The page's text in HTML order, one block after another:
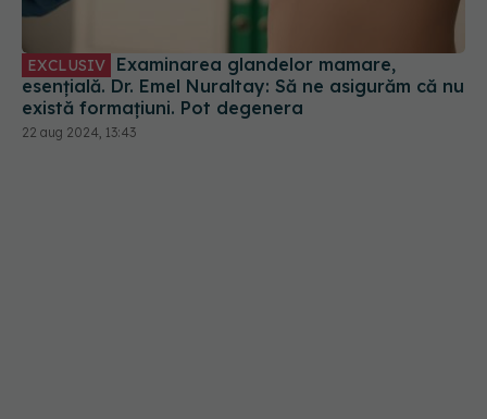
EXCLUSIV
esențială. Dr. Emel Nuraltay: Să ne asigurăm că nu
există formațiuni. Pot degenera
22 aug 2024, 13:43